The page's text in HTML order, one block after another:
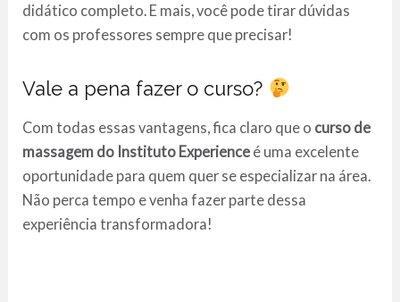
didático completo. E mais, você pode tirar dúvidas
com os professores sempre que precisar!
Vale a pena fazer o curso?
Com todas essas vantagens, fica claro que o curso de
massagem do Instituto Experience é uma excelente
oportunidade para quem quer se especializar na área.
Não perca tempo e venha fazer parte dessa
experiência transformadora!